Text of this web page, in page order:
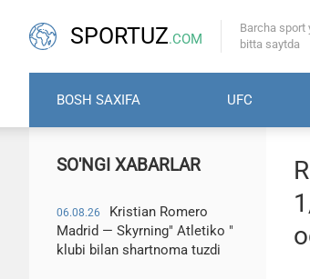
SPORTUZ.COM
Barcha sport
bitta saytda
BOSH SAXIFA UFC
SO'NGI XABARLAR
06.08.26
Kristian Romero
Madrid — Skyrning" Atletiko "
klubi bilan shartnoma tuzdi